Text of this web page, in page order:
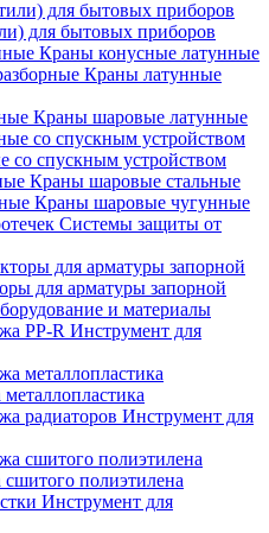
для бытовых приборов
Краны конусные латунные
Краны латунные
Краны шаровые латунные
со спускным устройством
Краны шаровые стальные
Краны шаровые чугунные
Системы защиты от
для арматуры запорной
и материалы
Инструмент для
Инструмент для
полиэтилена
Инструмент для